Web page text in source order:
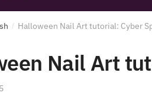
/ Halloween Nail Art tutorial: Cyber
Nail Art